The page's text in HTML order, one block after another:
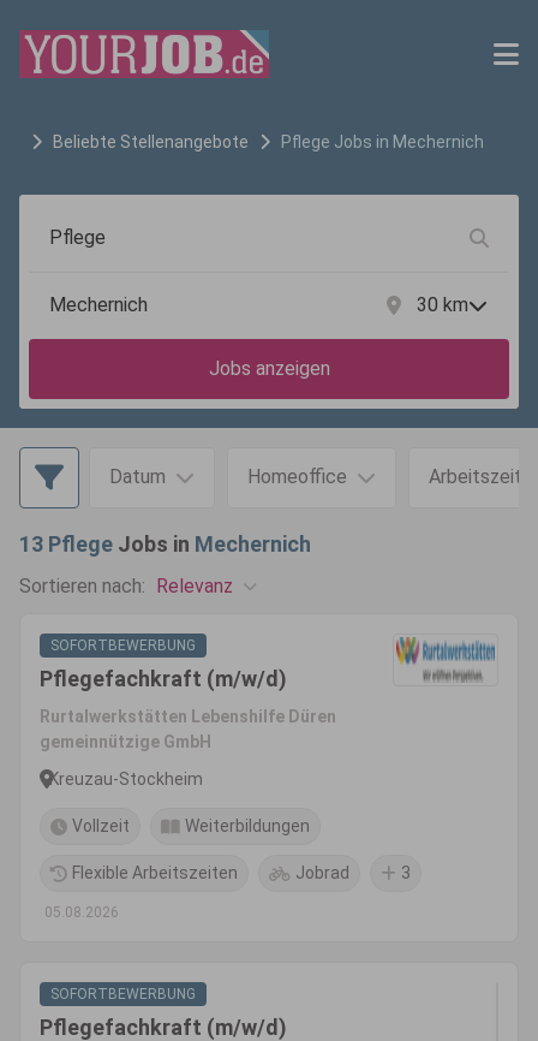
Beliebte Stellenangebote Pflege Jobs in Mechernich
30 km
Jobs anzeigen
Datum Homeoffice Arbeitszeit
13 Pflege Jobs in Mechernich
Sortieren nach: Relevanz
SOFORTBEWERBUNG
Pflegefachkraft (m/w/d)
Rurtalwerkstätten Lebenshilfe Düren
gemeinnützige GmbH
Kreuzau-Stockheim
Vollzeit Weiterbildungen
Flexible Arbeitszeiten Jobrad 3
05.08.2026
SOFORTBEWERBUNG
Pflegefachkraft (m/w/d)